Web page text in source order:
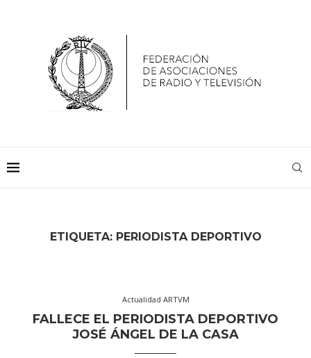
ETIQUETA: PERIODISTA DEPORTIVO
Actualidad ARTVM
FALLECE EL PERIODISTA DEPORTIVO
JOSÉ ÁNGEL DE LA CASA